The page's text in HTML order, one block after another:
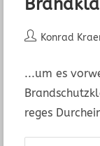
Konrad
...um es
reges